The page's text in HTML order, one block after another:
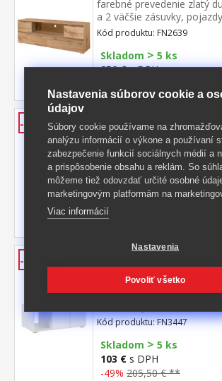
farebné prevedenie zlatý
a 2 väčšie zásuvky,
ložiskami
Kód produktu: FN2639
Skladom > 5 ks
250 €s DPH
-43% Komoda IMAGE 2 biela
farebné prevedenie biela 1
zásuvky s kovovými
Kód produktu: FN2252
Skladom>5 ks
165,50 €
-43%
-49%
Konferenčný stolík
biely
farebné prevedenie biela,
Kód produktu: FN3447
Skladom > 5 ks
103 € s DPH
-49% 205,50 € **
Nastavenia súborov cookie a
údajov
Súbory cookie používame na
analýzu informácií o výkone a používaní
zabezpečenie funkcií sociálnych médií a
a prispôsobenie obsahu a reklám. So
môžeme tiež odovzdať určité osobné
marketingovým platformám na
Viac informácií
Nastavenia
Povoliť všetko